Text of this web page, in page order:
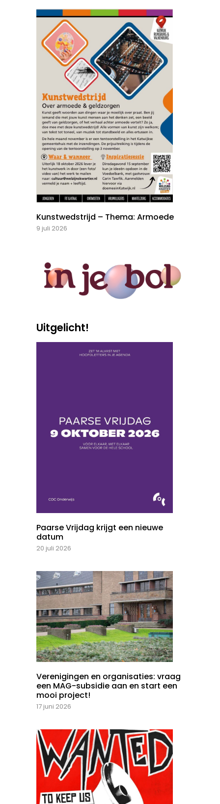
Kunstwedstrijd – Thema: Armoede
9 juli 2026
Uitgelicht!
Paarse Vrijdag krijgt een nieuwe
datum
20 juli 2026
Verenigingen en organisaties: vraag
een MAG-subsidie aan en start een
mooi project!
17 juni 2026